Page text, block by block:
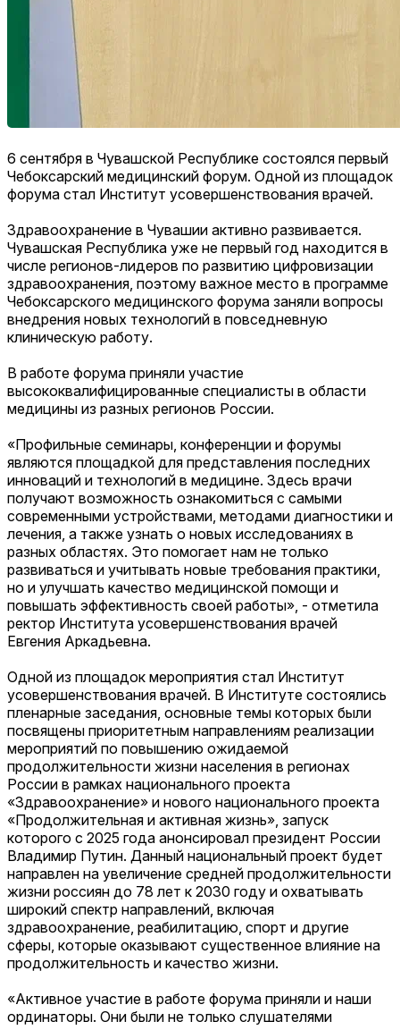
6 сентября в Чувашской Республике состоялся первый
Чебоксарский медицинский форум. Одной из площадок
форума стал Институт усовершенствования врачей.
Здравоохранение в Чувашии активно развивается.
Чувашская Республика уже не первый год находится в
числе регионов-лидеров по развитию цифровизации
здравоохранения, поэтому важное место в программе
Чебоксарского медицинского форума заняли вопросы
внедрения новых технологий в повседневную
клиническую работу.
В работе форума приняли участие
высококвалифицированные специалисты в области
медицины из разных регионов России.
«Профильные семинары, конференции и форумы
являются площадкой для представления последних
инноваций и технологий в медицине. Здесь врачи
получают возможность ознакомиться с самыми
современными устройствами, методами диагностики и
лечения, а также узнать о новых исследованиях в
разных областях. Это помогает нам не только
развиваться и учитывать новые требования практики,
но и улучшать качество медицинской помощи и
повышать эффективность своей работы», - отметила
ректор Института усовершенствования врачей
Евгения Аркадьевна.
Одной из площадок мероприятия стал Институт
усовершенствования врачей. В Институте состоялись
пленарные заседания, основные темы которых были
посвящены приоритетным направлениям реализации
мероприятий по повышению ожидаемой
продолжительности жизни населения в регионах
России в рамках национального проекта
«Здравоохранение» и нового национального проекта
«Продолжительная и активная жизнь», запуск
которого с 2025 года анонсировал президент России
Владимир Путин. Данный национальный проект будет
направлен на увеличение средней продолжительности
жизни россиян до 78 лет к 2030 году и охватывать
широкий спектр направлений, включая
здравоохранение, реабилитацию, спорт и другие
сферы, которые оказывают существенное влияние на
продолжительность и качество жизни.
«Активное участие в работе форума приняли и наши
ординаторы. Они были не только слушателями